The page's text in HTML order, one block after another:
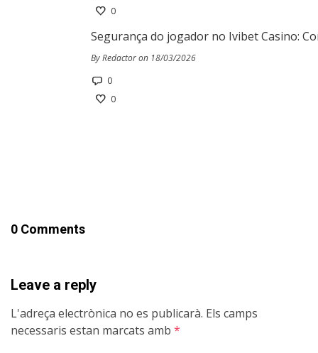
0
Segurança do jogador no Ivibet Casino:
By Redactor on 18/03/2026
0
0
0 Comments
Leave a reply
L'adreça electrònica no es publicarà. Els camps
necessaris estan marcats amb *